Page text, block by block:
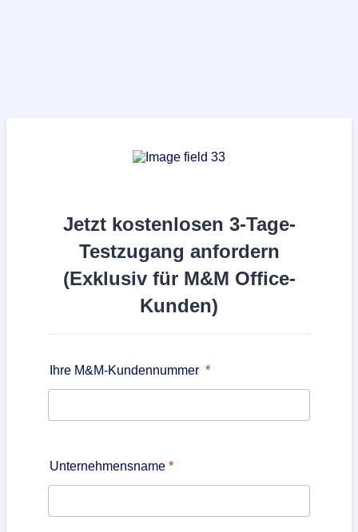
Jetzt kostenlosen 3-Tage-
Testzugang anfordern
(Exklusiv für M&M Office-
Kunden)
Ihre M&M-Kundennummer *
Unternehmensname *